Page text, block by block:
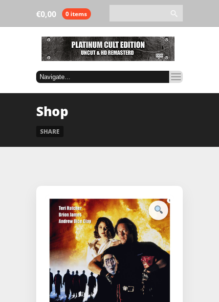
0,00
€ 0 items
Shop
SHARE